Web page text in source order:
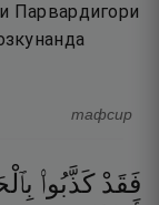
Парвардигори
тафсир
فَقَدْ كَذَّبُوا۟